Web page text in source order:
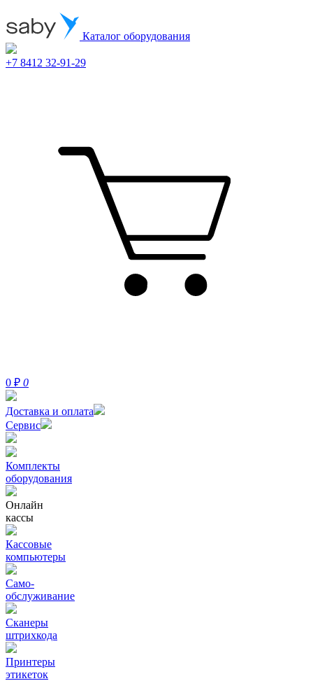
Каталог оборудования
+7 8412 32-91-29
0 ₽ 0
Доставка и оплата
Сервис
Комплекты
оборудования
Онлайн
кассы
Кассовые
компьютеры
Само-
обслуживание
Сканеры
штрихкода
Принтеры
этикеток